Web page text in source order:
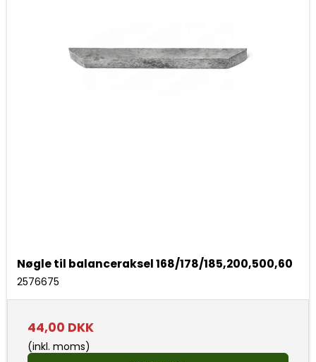
Nøgle til balanceraksel 168/178/185,200,500,60
2576675
44,00 DKK
(inkl. moms)